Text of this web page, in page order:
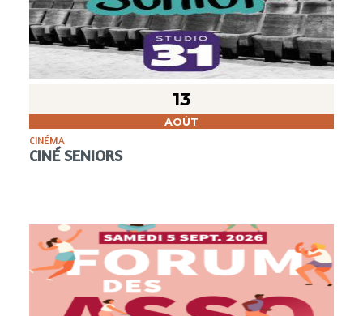
13
AOÛT
CINÉMA
CINÉ SENIORS